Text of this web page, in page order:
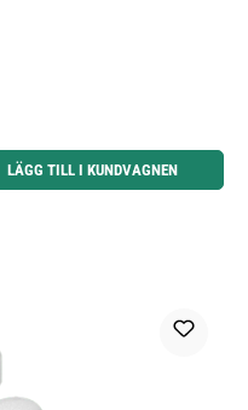
för att öka eller minska kvantiteten.
LÄGG TILL I KUNDVAGNEN